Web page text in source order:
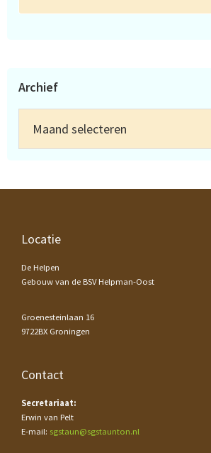
Archief
Footer
Locatie
De Helpen
Gebouw van de BSV Helpman-Oost
Groenesteinlaan 16
9722BX Groningen
Contact
Secretariaat:
Erwin van Pelt
E-mail: sgstaun@sgstaunton.nl